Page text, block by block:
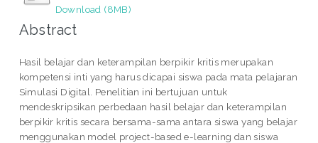
Download (8MB)
Abstract
Hasil belajar dan keterampilan berpikir kritis merupakan
kompetensi inti yang harus dicapai siswa pada mata pelajaran
Simulasi Digital. Penelitian ini bertujuan untuk
mendeskripsikan perbedaan hasil belajar dan keterampilan
berpikir kritis secara bersama-sama antara siswa yang belajar
menggunakan model project-based e-learning dan siswa